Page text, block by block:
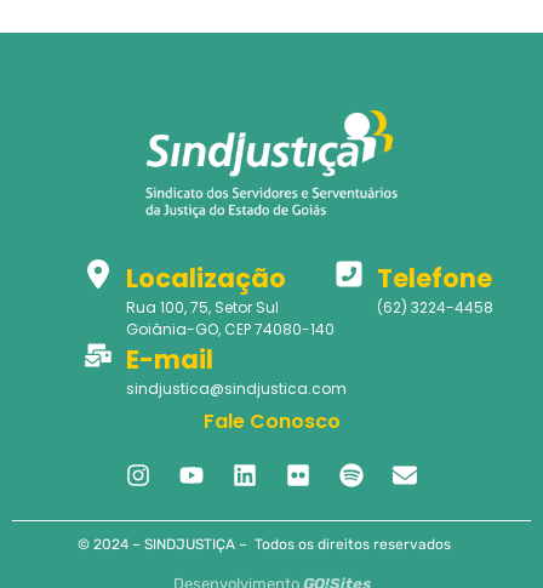
Localização
Rua 100, 75, Setor Sul
Goiânia-GO, CEP 74080-140
Telefone
(62) 3224-4458
E-mail
sindjustica@sindjustica.com
Fale Conosco
© 2024 – SINDJUSTIÇA – Todos os direitos reservados
Desenvolvimento GO!Sites